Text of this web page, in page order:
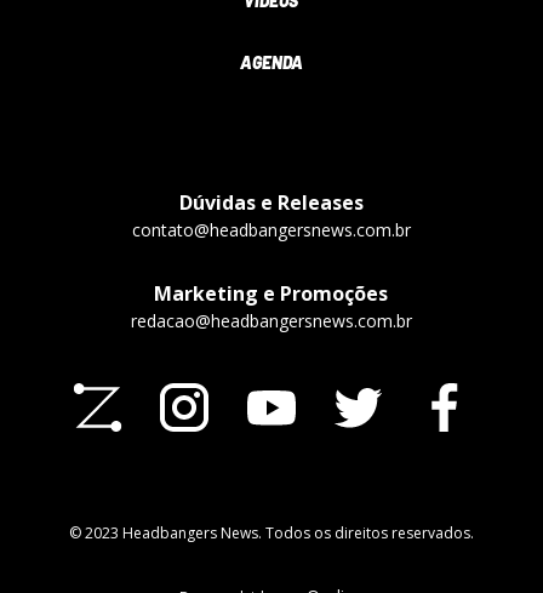
AGENDA
Dúvidas e Releases
contato@headbangersnews.com.br
Marketing e Promoções
redacao@headbangersnews.com.br
© 2023 Headbangers News. Todos os direitos reservados.